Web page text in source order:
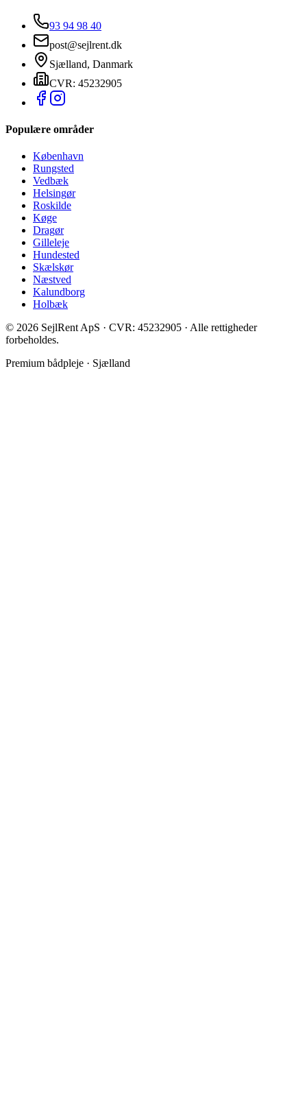
93 94 98 40
post@sejlrent.dk
Sjælland, Danmark
CVR: 45232905
Populære områder
København
Rungsted
Vedbæk
Helsingør
Roskilde
Køge
Dragør
Gilleleje
Hundested
Skælskør
Næstved
Kalundborg
Holbæk
© 2026 SejlRent ApS · CVR: 45232905 · Alle rettigheder
forbeholdes.
Premium bådpleje · Sjælland